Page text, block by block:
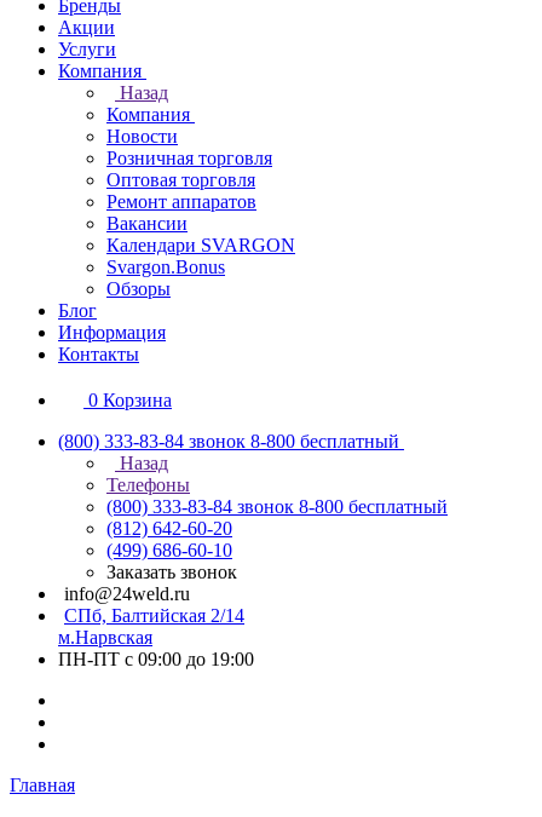
Бренды
Акции
Услуги
Компания
Назад
Компания
Новости
Розничная торговля
Оптовая торговля
Ремонт аппаратов
Вакансии
Календари SVARGON
Svargon.Bonus
Обзоры
Блог
Информация
Контакты
0 Корзина
(800) 333-83-84 звонок 8-800 бесплатный
Назад
Телефоны
(800) 333-83-84 звонок 8-800 бесплатный
(812) 642-60-20
(499) 686-60-10
Заказать звонок
info@24weld.ru
СПб, Балтийская 2/14
м.Нарвская
ПН-ПТ с 09:00 до 19:00
Главная